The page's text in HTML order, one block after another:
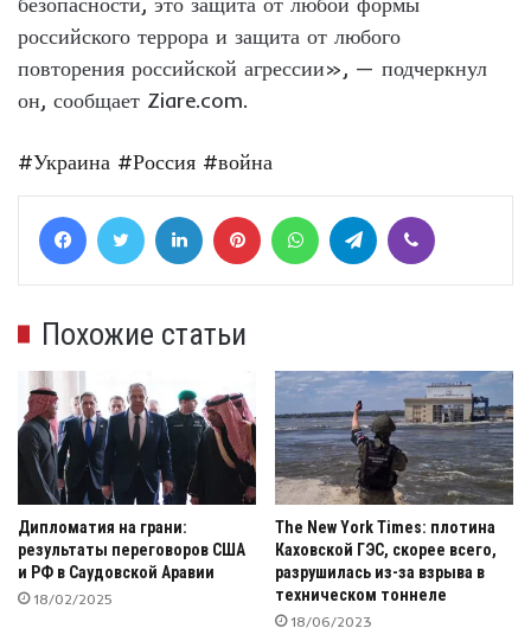
российского террора и защита от любого
повторения российской агрессии», — подчеркнул
он, сообщает Ziare.com.
#Украина #Россия #война
FacebookTwitter LinkedIn Pinterest WhatsAppTelegram
Похожие статьи
Дипломатия на грани:
результаты переговоров США
и РФ в Саудовской Аравии
18/02/2025
The New York Times: плотина
Каховской ГЭС, скорее всего,
разрушилась из-за взрыва в
техническом тоннеле
18/06/2023